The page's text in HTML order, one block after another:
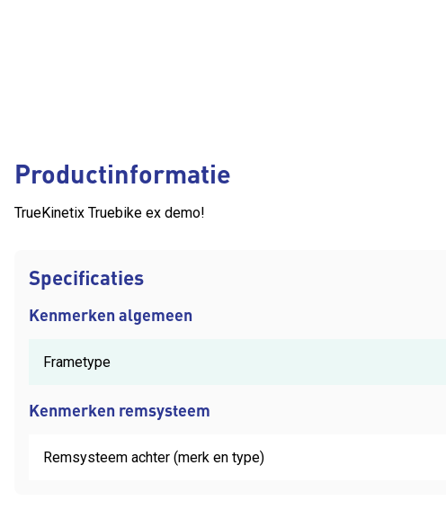
Productinformatie
TrueKinetix Truebike ex demo!
Specificaties
Kenmerken algemeen
Frametype
Kenmerken remsysteem
Remsysteem achter (merk en type)